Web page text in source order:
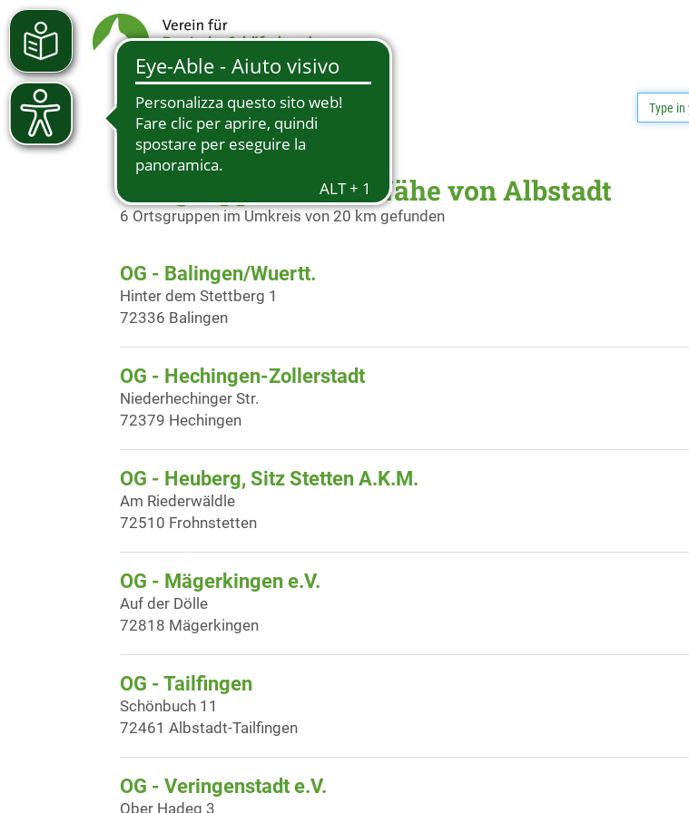
Ortsgruppen in der Nähe von Albstadt
6 Ortsgruppen im Umkreis von 20 km gefunden
OG - Balingen/Wuertt.
Hinter dem Stettberg 1
72336 Balingen
OG - Hechingen-Zollerstadt
Niederhechinger Str.
72379 Hechingen
OG - Heuberg, Sitz Stetten A.K.M.
Am Riederwäldle
72510 Frohnstetten
OG - Mägerkingen e.V.
Auf der Dölle
72818 Mägerkingen
OG - Tailfingen
Schönbuch 11
72461 Albstadt-Tailfingen
OG - Veringenstadt e.V.
Ober Hadeg 3